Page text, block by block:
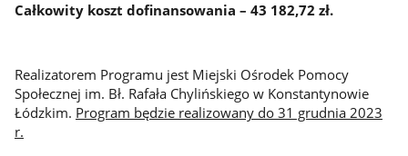
Całkowity koszt dofinansowania – 43 182,72 zł.
Realizatorem Programu jest Miejski Ośrodek Pomocy
Społecznej im. Bł. Rafała Chylińskiego w Konstantynowie
Łódzkim. Program będzie realizowany do 31 grudnia 2023
r.